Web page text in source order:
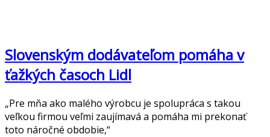
Slovenským dodávateľom pomáha v
ťažkých časoch Lidl
„Pre mňa ako malého výrobcu je spolupráca s takou
veľkou firmou veľmi zaujímavá a pomáha mi prekonať
toto náročné obdobie,“